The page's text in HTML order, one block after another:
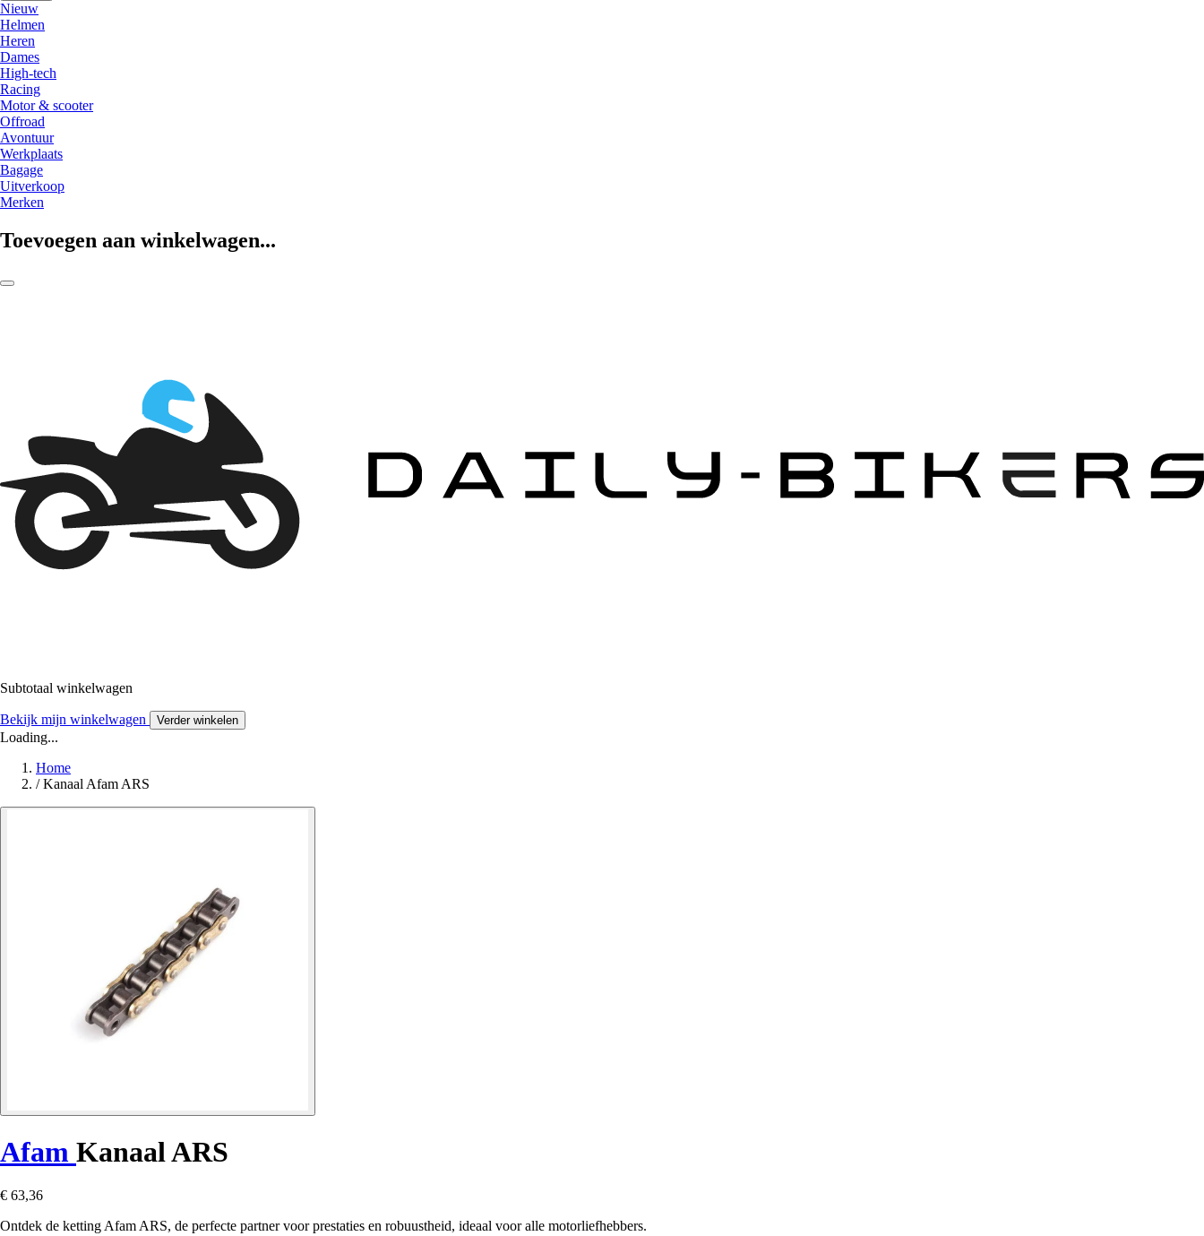
Nieuw
Helmen
Heren
Dames
High-tech
Racing
Motor & scooter
Offroad
Avontuur
Werkplaats
Bagage
Uitverkoop
Merken
Toevoegen aan winkelwagen...
Subtotaal winkelwagen
Bekijk mijn winkelwagen Verder winkelen
Loading...
Home
/ Kanaal Afam ARS
Afam Kanaal ARS
€ 63,36
Ontdek de ketting Afam ARS, de perfecte partner voor prestaties en robuustheid, ideaal voor alle motorliefhebbers.